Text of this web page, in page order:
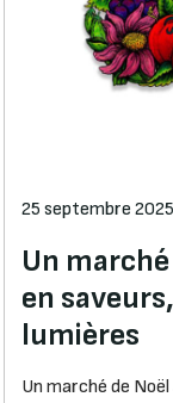
25 septembre 2025
Un
en
lumières
Un marché de